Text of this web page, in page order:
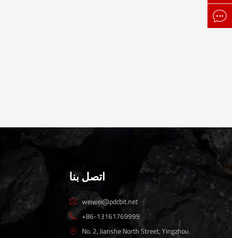
اتصل بنا
 weiwei@pdcbit.net
 +86-13161769999
 No. 2, Jianshe North Street, Yingzhou
